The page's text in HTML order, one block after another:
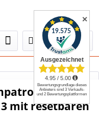
Select Language▼
mit resetbaren
✕